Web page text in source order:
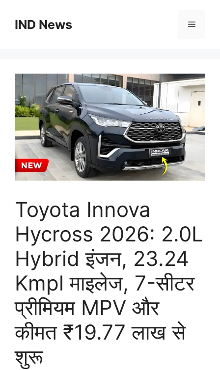
contentIND News Menu
Toyota Innova
Hycross 2026: 2.0L
Hybrid इंजन, 23.24
Kmpl माइलेज, 7-सीटर
प्रीमियम MPV और
कीमत ₹19.77 लाख से
शुरू